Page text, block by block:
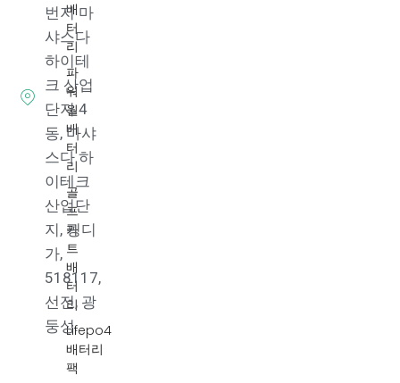
배
터
리
파
워
월
배
터
리
골
프
카
트
배
터
리
Lifepo4
배터리
팩
번지 마
샤스다
하이테
크 산업
단지 4
동, 마샤
스다 하
이테크
산업단
지, 핑디
가,
518117,
선전, 광
둥성.